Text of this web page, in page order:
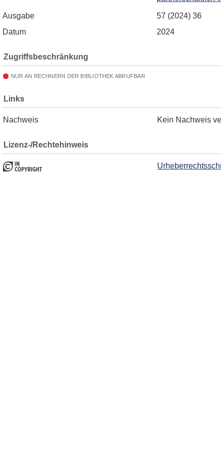
Ausgabe
57 (2024) 36
Datum
2024
Zugriffsbeschränkung
NUR AN RECHNERN DER BIBLIOTHEK ABRUFBAR
Links
Nachweis Kein Nachweis
Lizenz-/Rechtehinweis